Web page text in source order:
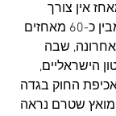
אין צורך
להרחיב. מדובר באחד מבין כ-60 מאחזים
שבה
הישראליים,
החוק בגדה
שטרם נראה